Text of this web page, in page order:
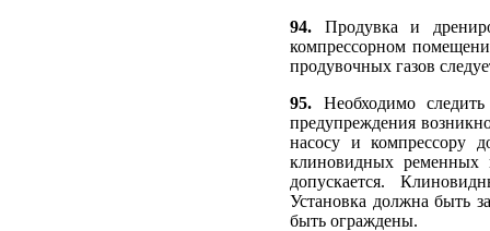
94. Продувка и
компрессорном
продувочных газов
95. Необходимо
предупреждения
насосу и компрессору
клиновидных ременных
допускается.
Установка должна быть
быть ограждены.